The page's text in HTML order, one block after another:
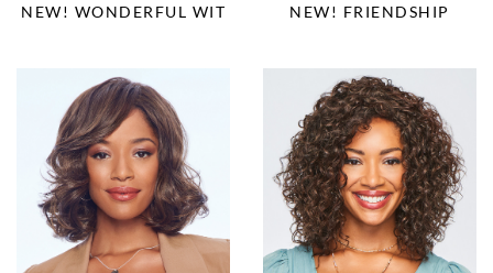
NEW! WONDERFUL WIT NEW! FRIENDSHIP